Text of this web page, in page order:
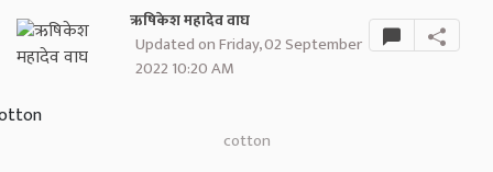
ऋषिकेश महादेव वाघ
Updated on Friday, 02 September
2022 10:20 AM
cotton